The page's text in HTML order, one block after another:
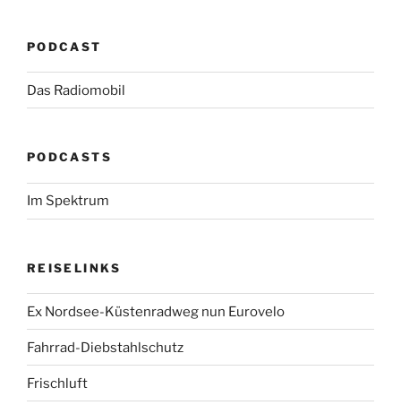
PODCAST
Das Radiomobil
PODCASTS
Im Spektrum
REISELINKS
Ex Nordsee-Küstenradweg nun Eurovelo
Fahrrad-Diebstahlschutz
Frischluft